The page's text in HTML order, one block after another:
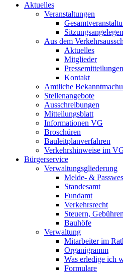
Aktuelles
Veranstaltungen
Aus dem
Aktuelles
Mitglieder
Pressemitteilungen
Kontakt
Amtliche
Stellenangebote
Ausschreibungen
Mitteilungsblatt
Informationen VG
Broschüren
Bauleitplanverfahren
Verkehrshinweise im
Bürgerservice
Verwaltungsgliederung
Melde- &
Standesamt
Fundamt
Verkehrsrecht
Steuern,
Bauhöfe
Verwaltung
Mitarbeiter im
Organigramm
Was erledige ich
Formulare